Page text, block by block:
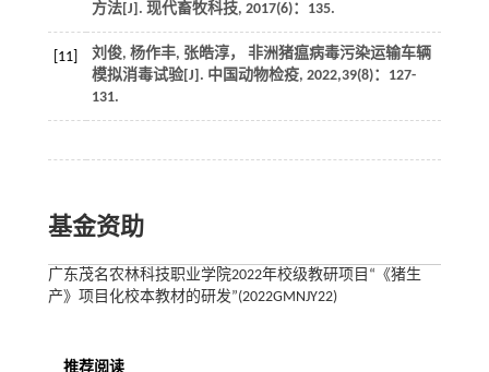
方法[J]. 现代畜牧科技, 2017(6)：135.
[11]
刘俊, 杨作丰, 张皓淳， 非洲猪瘟病毒污染运输车辆
模拟消毒试验[J]. 中国动物检疫, 2022,39(8)：127-
131.
基金资助
广东茂名农林科技职业学院2022年校级教研项目“《猪生
产》项目化校本教材的研发”(2022GMNJY22)